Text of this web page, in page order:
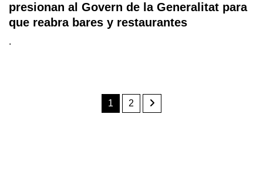
presionan al Govern de la Generalitat para
que reabra bares y restaurantes
.
1 2